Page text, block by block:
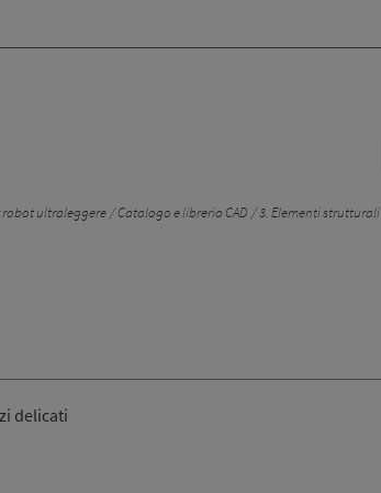
robot ultraleggere Catalogo e libreria CAD 3. Elementi strutturali